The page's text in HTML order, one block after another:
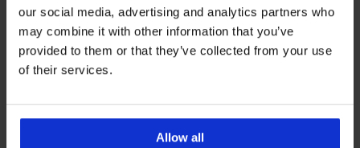
our social media, advertising and analytics partners who
may combine it with other information that you’ve
provided to them or that they’ve collected from your use
of their services.
Allow all
Voordelige
verzendkosten
Slimme maattabel
Op werkdagen van 8.00 tot 16.00 uur